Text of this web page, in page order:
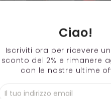
Ciao!
Iscriviti ora per ricevere
sconto del 2% e rimanere
con le nostre ultime